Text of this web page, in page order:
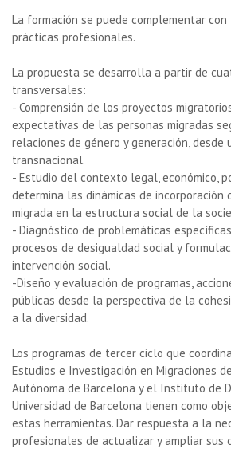
La formación se puede complementar
prácticas profesionales.
La propuesta se desarrolla a partir de
transversales:
- Comprensión de los proyectos
expectativas de las personas migradas
relaciones de género y generación, desde
transnacional.
- Estudio del contexto legal, económico,
determina las dinámicas de incorporación
migrada en la estructura social de la
- Diagnóstico de problemáticas
procesos de desigualdad social y
intervención social.
-Diseño y evaluación de programas,
públicas desde la perspectiva de la
a la diversidad.
Los programas de tercer ciclo que
Estudios e Investigación en Migraciones
Autónoma de Barcelona y el Instituto de
Universidad de Barcelona tienen como
estas herramientas. Dar respuesta a la
profesionales de actualizar y ampliar sus